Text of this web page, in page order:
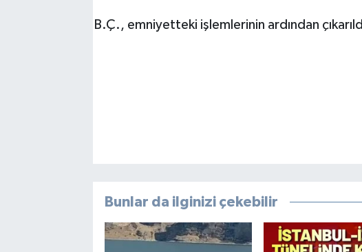
B.Ç., emniyetteki işlemlerinin ardından
Bunlar da ilginizi çekebilir